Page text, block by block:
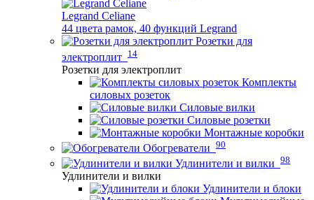
Legrand Celiane
44 цвета рамок, 40 функций Legrand
Розетки для
электроплит 14
Розетки для электроплит
Комплекты
силовых розеток
Силовые вилки
Силовые розетки
Монтажные коробки
Обогреватели 90
Удлинители и вилки 98
Удлинители и вилки
Удлинители и блоки